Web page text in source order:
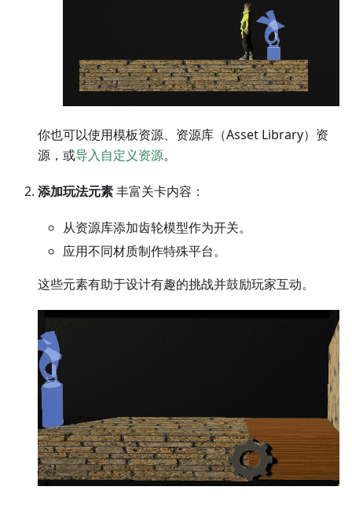
你也可以使用模板资源、资源库（Asset Library）资
源，或导入自定义资源。
添加玩法元素丰富关卡内容：
从资源库添加齿轮模型作为开关。
应用不同材质制作特殊平台。
这些元素有助于设计有趣的挑战并鼓励玩家互动。